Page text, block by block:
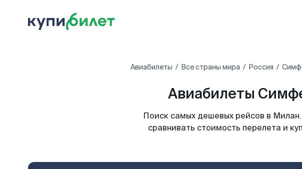
Авиабилеты Все страны мира Россия
Авиабилеты
Поиск самых дешевых рейсов в
сравнивать стоимость перелета и